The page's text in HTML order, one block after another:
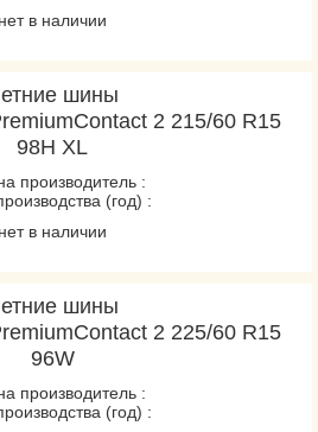
нет в наличии
шины
2 215/60 R15
98H XL
производитель :
(год) :
нет в наличии
шины
2 225/60 R15
96W
производитель :
(год) :